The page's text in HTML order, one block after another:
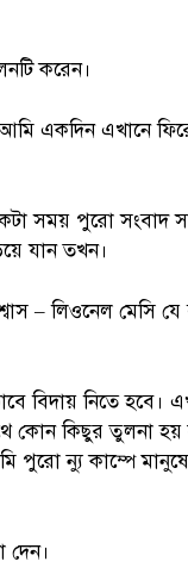
করেন।
আমি একদিন এখানে
সময় পুরো সংবাদ
যান তখন।
– লিওনেল মেসি যে
বিদায় নিতে হবে।
কোন কিছুর তুলনা হয়
ন্যু কাম্পে
দেন।